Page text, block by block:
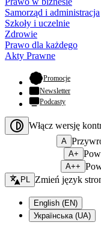
Samorząd i administracja
Szkoły i uczelnie
Zdrowie
Prawo dla każdego
Akty Prawne
Promocje- otwiera
Newsletter
Podcasty
Włącz wersję
A
A+
A++
Zmień język - bieżący:
PL Zmień język
English (EN)
Українська (UA)